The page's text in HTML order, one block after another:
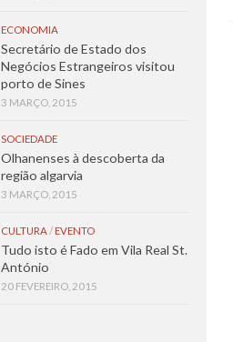
ECONOMIA
Secretário de Estado dos
Negócios Estrangeiros visitou
porto de Sines
3 MARÇO, 2015
SOCIEDADE
Olhanenses à descoberta da
região algarvia
3 MARÇO, 2015
CULTURA/ EVENTO
Tudo isto é Fado em Vila Real St.
António
20 FEVEREIRO, 2015